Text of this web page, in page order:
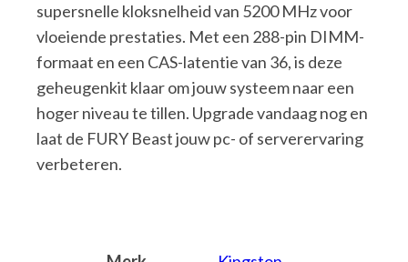
supersnelle kloksnelheid van 5200 MHz voor
vloeiende prestaties. Met een 288-pin DIMM-
formaat en een CAS-latentie van 36, is deze
geheugenkit klaar om jouw systeem naar een
hoger niveau te tillen. Upgrade vandaag nog en
laat de FURY Beast jouw pc- of serverervaring
verbeteren.